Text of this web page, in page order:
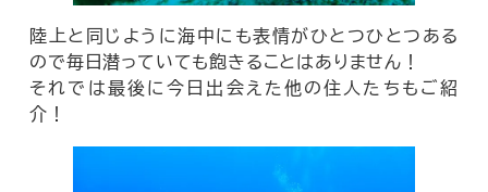
陸上と同じように海中にも表情がひとつひとつある
ので毎日潜っていても飽きることはありません！
それでは最後に今日出会えた他の住人たちもご紹
介！